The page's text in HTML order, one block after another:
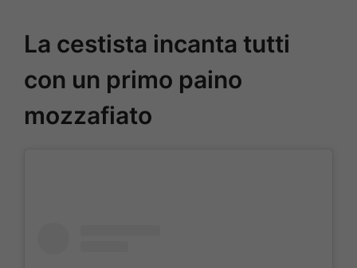
La cestista incanta tutti
con un primo paino
mozzafiato